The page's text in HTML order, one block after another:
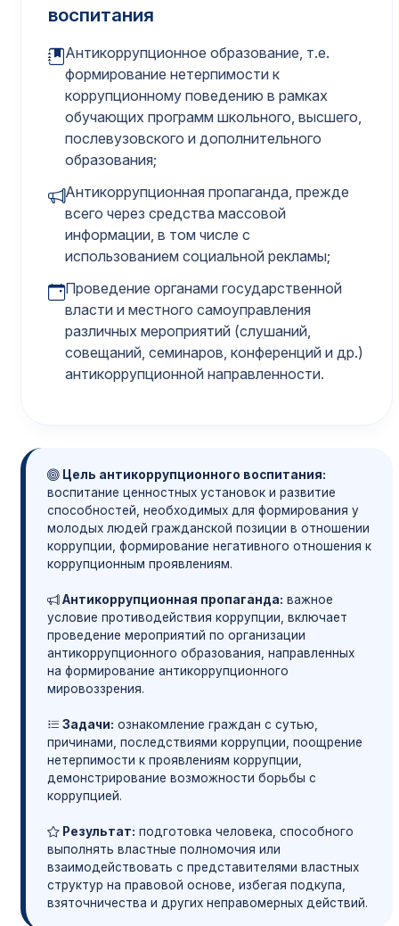
воспитания
Антикоррупционное образование, т.е.
формирование нетерпимости к
коррупционному поведению в рамках
обучающих программ школьного, высшего,
послевузовского и дополнительного
образования;
Антикоррупционная пропаганда, прежде
всего через средства массовой
информации, в том числе с
использованием социальной рекламы;
Проведение органами государственной
власти и местного самоуправления
различных мероприятий (слушаний,
совещаний, семинаров, конференций и др.)
антикоррупционной направленности.
Цель антикоррупционного воспитания:
воспитание ценностных установок и развитие
способностей, необходимых для формирования у
молодых людей гражданской позиции в отношении
коррупции, формирование негативного отношения к
коррупционным проявлениям.
Антикоррупционная пропаганда: важное
условие противодействия коррупции, включает
проведение мероприятий по организации
антикоррупционного образования, направленных
на формирование антикоррупционного
мировоззрения.
Задачи: ознакомление граждан с сутью,
причинами, последствиями коррупции, поощрение
нетерпимости к проявлениям коррупции,
демонстрирование возможности борьбы с
коррупцией.
Результат: подготовка человека, способного
выполнять властные полномочия или
взаимодействовать с представителями властных
структур на правовой основе, избегая подкупа,
взяточничества и других неправомерных действий.